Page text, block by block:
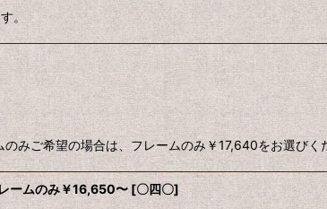
。
ご希望の場合は、フレームのみ￥17,640をお選びく
ムのみ￥16,650〜[〇四〇]